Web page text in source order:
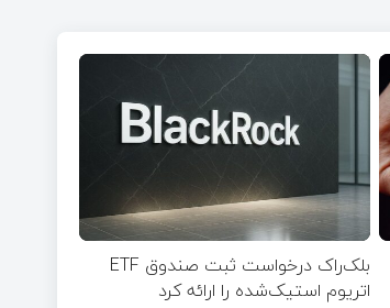
بلک‌راک درخواست ثبت صندوق ETF
اتریوم استیک‌شده را ارائه کرد